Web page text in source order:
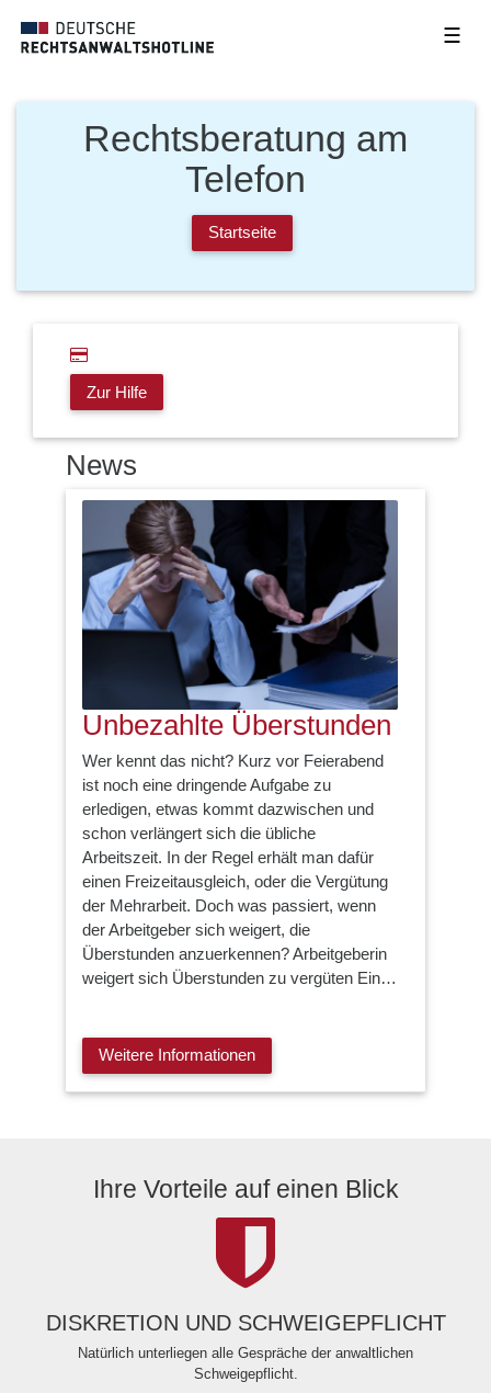
☰
Rechtsberatung am
Telefon
Startseite
Zur Hilfe
News
Unbezahlte Überstunden
Wer kennt das nicht? Kurz vor Feierabend
ist noch eine dringende Aufgabe zu
erledigen, etwas kommt dazwischen und
schon verlängert sich die übliche
Arbeitszeit. In der Regel erhält man dafür
einen Freizeitausgleich, oder die Vergütung
der Mehrarbeit. Doch was passiert, wenn
der Arbeitgeber sich weigert, die
Überstunden anzuerkennen? Arbeitgeberin
weigert sich Überstunden zu vergüten Ein…
Weitere Informationen
Ihre Vorteile auf einen Blick
DISKRETION UND SCHWEIGEPFLICHT
Natürlich unterliegen alle Gespräche der anwaltlichen
Schweigepflicht.